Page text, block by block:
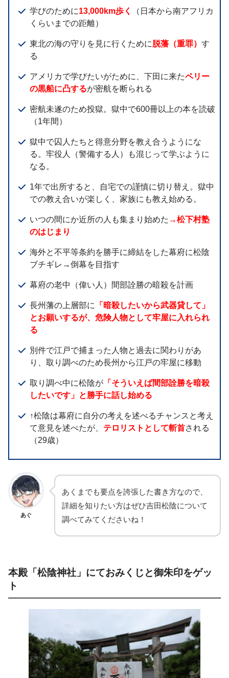
学びのために13,000km歩く
（日本から南アフリカ
くらいまでの距離）
東北の海の守りを見に行くために脱藩（重罪） す
る
アメリカで学びたいがために、下田に来たペリー
の黒船に凸するが密航を断られる
密航未遂のため投獄。獄中で600冊以上の本を読破
（1年間）
獄中で囚人たちと得意分野を教え合うようにな
る。牢役人（警備する人）も混じって学ぶように
なる。
1年で出所すると、自宅での謹慎に切り替え。獄中
での教え合いが楽しく、家族にも教え始める。
いつの間にか近所の人も集まり始めた →松下村塾
のはじまり
海外と不平等条約を勝手に締結をした幕府に松陰
ブチギレ→倒幕を目指す
幕府の老中（偉い人）間部詮勝の暗殺を計画
長州藩の上層部に
「暗殺したいから武器貸して」
とお願いするが、危険人物として牢屋に入れられ
る
別件で江戸で捕まった人物と過去に関わりがあ
り、取り調べのため長州から江戸の牢屋に移動
取り調べ中に松陰が 「そういえば間部詮勝を暗殺
したいです」と勝手に話し始める
↑松陰は幕府に自分の考えを述べるチャンスと考え
て意見を述べたが、 テロリストとして斬首される
（29歳）
あぐ
あくまでも要点を誇張した書き方なので、
詳細を知りたい方はぜひ吉田松陰について
調べてみてくださいね！
本殿「松陰神社」にておみくじと御朱印をゲッ
ト